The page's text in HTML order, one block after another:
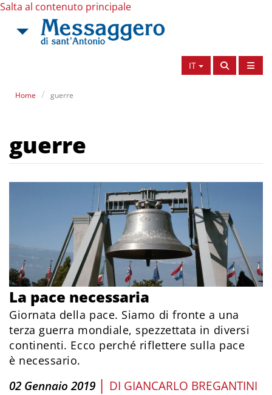
Salta al contenuto principale
IT
Home guerre
guerre
La pace necessaria
Giornata della pace. Siamo di fronte a una
terza guerra mondiale, spezzettata in diversi
continenti. Ecco perché riflettere sulla pace
è necessario.
02 Gennaio 2019 | DI GIANCARLO BREGANTINI